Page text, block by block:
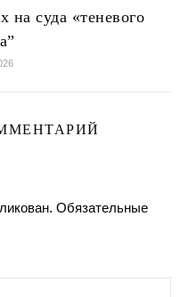
на суда «теневого
Обязательные